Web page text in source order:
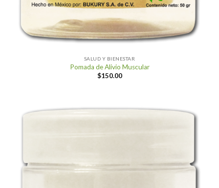
SALUD Y BIENESTAR
Pomada de Alivio Muscular
$150.00